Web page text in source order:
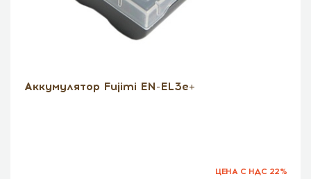
Аккумулятор Fujimi EN-EL3e+
ЦЕНА С НДС 22%